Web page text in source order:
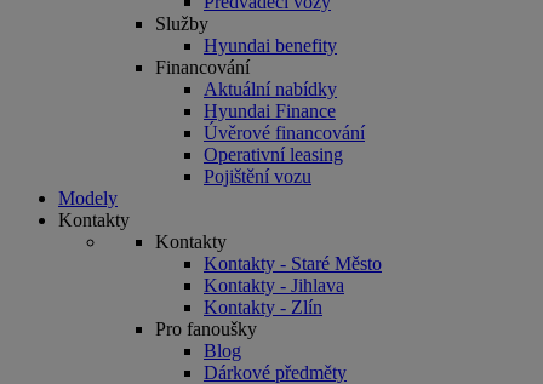
Služby
Hyundai benefity
Financování
Aktuální nabídky
Hyundai Finance
Úvěrové financování
Operativní leasing
Pojištění vozu
Modely
Kontakty
Kontakty
Kontakty - Staré Město
Kontakty - Jihlava
Kontakty - Zlín
Pro fanoušky
Blog
Dárkové předměty